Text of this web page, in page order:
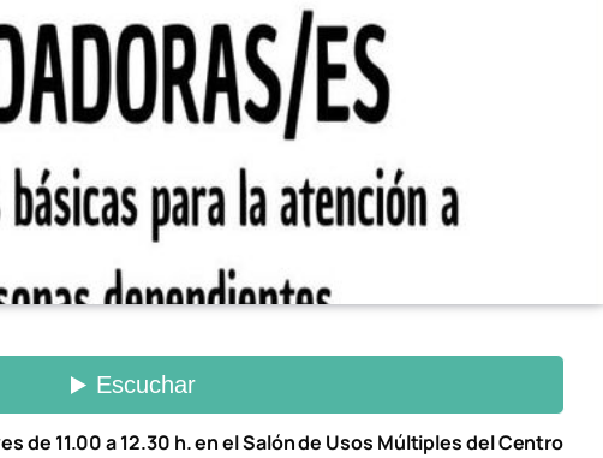
de 11.00 a 12.30 h. en el Salón de Usos Múltiples del Centro